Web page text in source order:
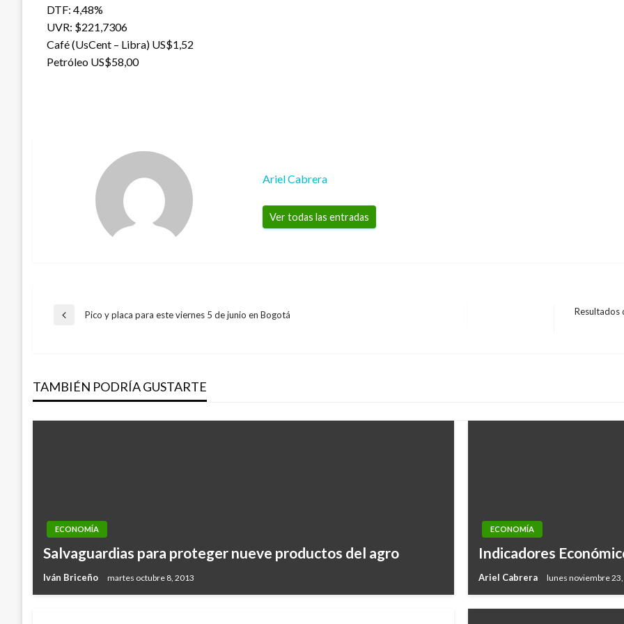
DTF: 4,48%
UVR: $221,7306
Café (UsCent – Libra) US$1,52
Petróleo US$58,00
Ariel Cabrera
Ver todas las entradas
Navegación
entradas
Entrada
Pico y placa para este viernes 5 de junio en Bogotá
Resultados
TAMBIÉN PODRÍA GUSTARTE
ECONOMÍA
Salvaguardias para proteger nueve productos del agro
Iván Briceño martes octubre 8, 2013
ECONOMÍA
Indicadores
Ariel Cabrera lunes noviembre